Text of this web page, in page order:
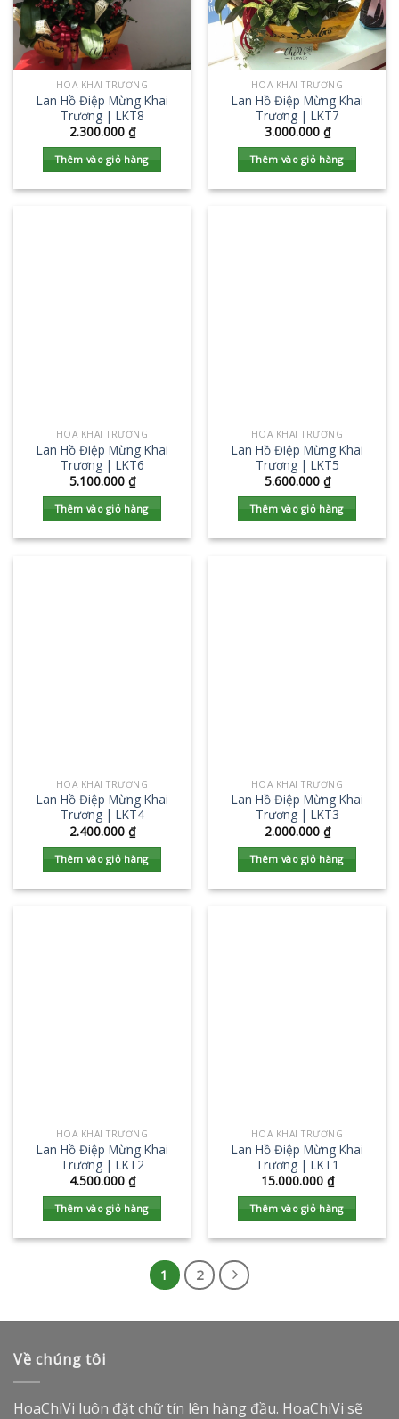
HOA KHAI TRƯƠNG
Lan Hồ Điệp Mừng Khai
Trương | LKT8
2.300.000 ₫
Thêm vào giỏ hàng
HOA KHAI TRƯƠNG
Lan Hồ Điệp Mừng Khai
Trương | LKT7
3.000.000 ₫
Thêm vào giỏ hàng
HOA KHAI TRƯƠNG
Lan Hồ Điệp Mừng Khai
Trương | LKT6
5.100.000 ₫
Thêm vào giỏ hàng
HOA KHAI TRƯƠNG
Lan Hồ Điệp Mừng Khai
Trương | LKT5
5.600.000 ₫
Thêm vào giỏ hàng
HOA KHAI TRƯƠNG
Lan Hồ Điệp Mừng Khai
Trương | LKT4
2.400.000 ₫
Thêm vào giỏ hàng
HOA KHAI TRƯƠNG
Lan Hồ Điệp Mừng Khai
Trương | LKT3
2.000.000 ₫
Thêm vào giỏ hàng
HOA KHAI TRƯƠNG
Lan Hồ Điệp Mừng Khai
Trương | LKT2
4.500.000 ₫
Thêm vào giỏ hàng
HOA KHAI TRƯƠNG
Lan Hồ Điệp Mừng Khai
Trương | LKT1
15.000.000 ₫
Thêm vào giỏ hàng
1 2
Về chúng tôi
HoaChiVi luôn đặt chữ tín lên hàng đầu. HoaChiVi sẽ